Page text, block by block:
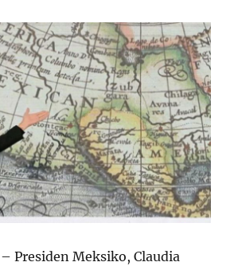
– Presiden Meksiko, Claudia